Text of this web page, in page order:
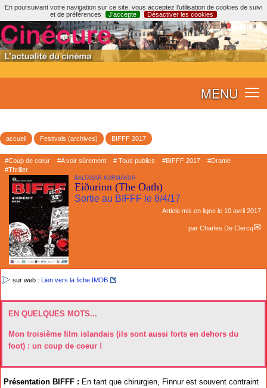
En poursuivant votre navigation sur ce site, vous acceptez l’utilisation de cookies de suivi
et de préférences
J’accepte Désactiver les cookies
MENU
accueil Festivals (archives) BIFFF 2017
#Coup de cœur #A voir sûrement # Tous publics #BIFFF 2017
#Drame
#Thriller
BALTASAR KORMÁKUR
Eiðurinn (The Oath)
Sortie au BIFFF le 8/4/17
Article mis en ligne le 10 avril 2017
par Charles De Clercq
EN QUELQUES MOTS...
Mon troisième film islandais (ils sont aussi forts en dehors du
foot) : un coup de coeur !
sur web : Lien vers la fiche IMDB
Présentation BIFFF : En tant que chirurgien, Finnur est souvent contraint